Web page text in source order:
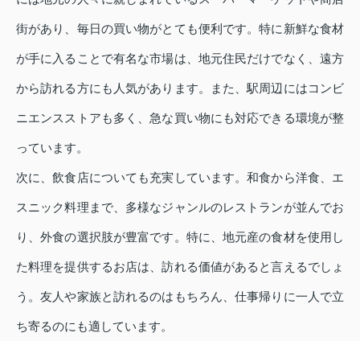
街があり、毎日の買い物がとても便利です。特に新鮮な食材
が手に入ることで有名な市場は、地元住民だけでなく、遠方
から訪れる方にも人気があります。また、駅周辺にはコンビ
ニエンスストアも多く、急な買い物にも対応できる環境が整
っています。
次に、飲食店についても充実しています。和食から洋食、エ
スニック料理まで、多様なジャンルのレストランが並んでお
り、外食の選択肢が豊富です。特に、地元産の食材を使用し
た料理を提供するお店は、訪れる価値があると言えるでしょ
う。友人や家族と訪れるのはもちろん、仕事帰りに一人で立
ち寄るのにも適しています。